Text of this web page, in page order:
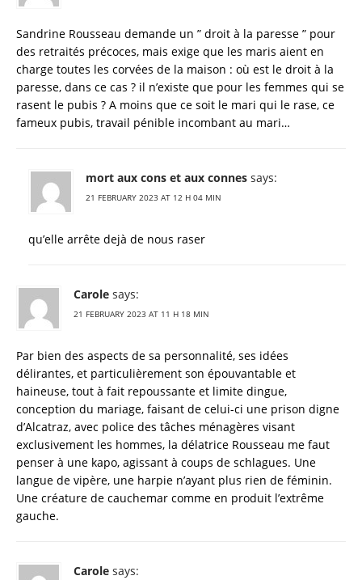
Sandrine Rousseau demande un ” droit à la paresse ” pour
des retraités précoces, mais exige que les maris aient en
charge toutes les corvées de la maison : où est le droit à la
paresse, dans ce cas ? il n’existe que pour les femmes qui se
rasent le pubis ? A moins que ce soit le mari qui le rase, ce
fameux pubis, travail pénible incombant au mari…
mort aux cons et aux connes says:
21 FEBRUARY 2023 AT 12 H 04 MIN
qu’elle arrête dejà de nous raser
Carole says:
21 FEBRUARY 2023 AT 11 H 18 MIN
Par bien des aspects de sa personnalité, ses idées
délirantes, et particulièrement son épouvantable et
haineuse, tout à fait repoussante et limite dingue,
conception du mariage, faisant de celui-ci une prison digne
d’Alcatraz, avec police des tâches ménagères visant
exclusivement les hommes, la délatrice Rousseau me faut
penser à une kapo, agissant à coups de schlagues. Une
langue de vipère, une harpie n’ayant plus rien de féminin.
Une créature de cauchemar comme en produit l’extrême
gauche.
Carole says: